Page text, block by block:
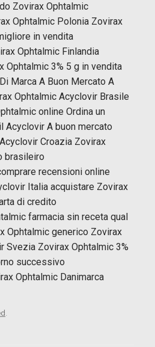
Zovirax Ophtalmic
Ophtalmic Polonia Zovirax
in vendita
Ophtalmic Finlandia
Ophtalmic 3% 5 g in vendita
Marca A Buon Mercato A
Ophtalmic Acyclovir Brasile
online Ordina un
Acyclovir A buon mercato
Croazia Zovirax
brasileiro
recensioni online
Italia acquistare Zovirax
di credito
farmacia sin receta qual
Ophtalmic generico Zovirax
Svezia Zovirax Ophtalmic 3%
successivo
Ophtalmic Danimarca